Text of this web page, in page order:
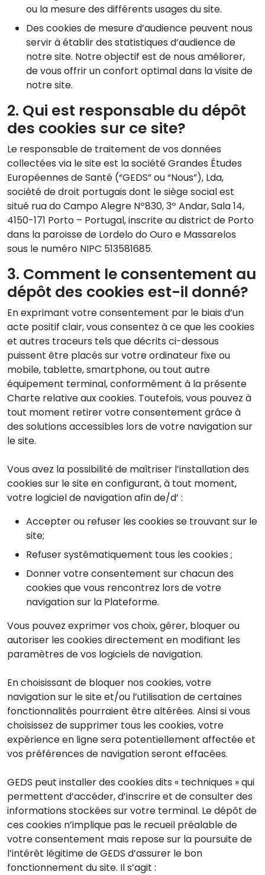
ou la mesure des différents usages du site.
Des cookies de mesure d’audience peuvent nous
servir à établir des statistiques d’audience de
notre site. Notre objectif est de nous améliorer,
de vous offrir un confort optimal dans la visite de
notre site.
2. Qui est responsable du dépôt
des cookies sur ce site?
Le responsable de traitement de vos données
collectées via le site est la société Grandes Études
Européennes de Santé (“GEDS” ou “Nous”), Lda,
société de droit portugais dont le siège social est
situé rua do Campo Alegre Nº830, 3º Andar, Sala 14,
4150-171 Porto – Portugal, inscrite au district de Porto
dans la paroisse de Lordelo do Ouro e Massarelos
sous le numéro NIPC 513581685.
3. Comment le consentement au
dépôt des cookies est-il donné?
En exprimant votre consentement par le biais d’un
acte positif clair, vous consentez à ce que les cookies
et autres traceurs tels que décrits ci-dessous
puissent être placés sur votre ordinateur fixe ou
mobile, tablette, smartphone, ou tout autre
équipement terminal, conformément à la présente
Charte relative aux cookies. Toutefois, vous pouvez à
tout moment retirer votre consentement grâce à
des solutions accessibles lors de votre navigation sur
le site.
Vous avez la possibilité de maîtriser l’installation des
cookies sur le site en configurant, à tout moment,
votre logiciel de navigation afin de/d’ :
Accepter ou refuser les cookies se trouvant sur le
site;
Refuser systématiquement tous les cookies ;
Donner votre consentement sur chacun des
cookies que vous rencontrez lors de votre
navigation sur la Plateforme.
Vous pouvez exprimer vos choix, gérer, bloquer ou
autoriser les cookies directement en modifiant les
paramètres de vos logiciels de navigation.
En choisissant de bloquer nos cookies, votre
navigation sur le site et/ou l’utilisation de certaines
fonctionnalités pourraient être altérées. Ainsi si vous
choisissez de supprimer tous les cookies, votre
expérience en ligne sera potentiellement affectée et
vos préférences de navigation seront effacées.
GEDS peut installer des cookies dits « techniques » qui
permettent d’accéder, d’inscrire et de consulter des
informations stockées sur votre terminal. Le dépôt de
ces cookies n’implique pas le recueil préalable de
votre consentement mais repose sur la poursuite de
l’intérêt légitime de GEDS d’assurer le bon
fonctionnement du site. Il s’agit :